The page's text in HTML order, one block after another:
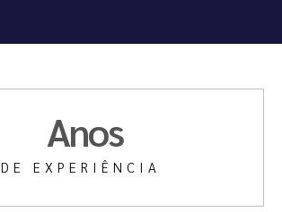
Anos
DE EXPERIÊNCIA